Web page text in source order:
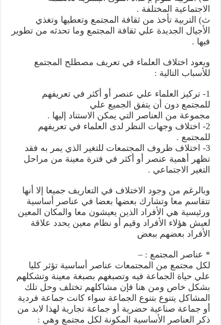
الاجتماعية المختلفة .
ث‌) التربية تأخذ من ثقافة المجتمع وتعطيها وتغذي
الأجيال الجديدة علي ثقافة المجتمع وما تحدثه من تطوير
فيها .
ويعود اختلاف العلماء في تعريف مصطلح المجتمع
للأسباب التالية :
1- تركيز العلماء علي عنصر أو أكثر في تعريفهم
للمجتمع دون أن يتفق الجميع علي
مجموعة من العناصر التي يمكن الاستناد إليها .
2- اختلاف وجهات النظر لدى العلماء في تعريفهم
للمجتمع .
3- اختلاف ظروف المجتمعات للتغير الذي يمر به فقد
تظهر أهمية عنصر أو أكثر في فترة معينة من مراحل
التغير الاجتماعي .
وبالرغم من وجود الاختلاف في التعاريف جميعا إلا أنها
تتقاسم معا وتشارك بعضها بعضا في عناصر أساسية
ورئيسية هي الأفراد الذين يعيشون معا والمكان المعين
لعيش هؤلاء الأفراد وقيم أو نظام معين يحدد علاقة
الأفراد بعضهم ببعض
* عناصر المجتمع : –
لكل مجتمع من المجتمعات عناصر أساسية تؤثر كليا
علي حياة الجماعة فيه وتصبغهم بصبغة معينة وتشكلهم
بشكل خاص ومن هنا فإن مشاكلهم تختلف وحل تلك
المشاكل يتنوع بتنوع الجماعة سواء كانت جماعة فردية
أو جماعة صناعية حضرية أو جماعة تجارية لهذا لابد من
ذكر العناصر الأساسية المكونة لكل مجتمع وهي :